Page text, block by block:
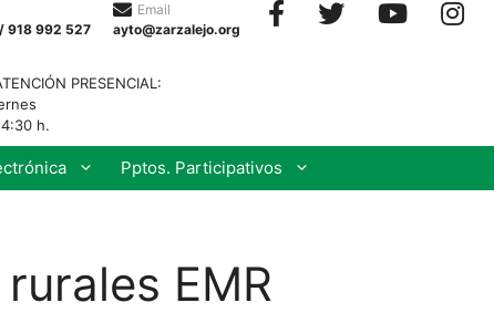
918 992 527
Email
ayto@zarzalejo.org
PRESENCIAL:
h.
Pptos. Participativos
EMR